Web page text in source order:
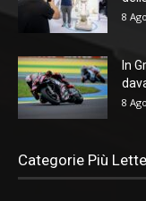
8
In
8
Categorie Più Lette